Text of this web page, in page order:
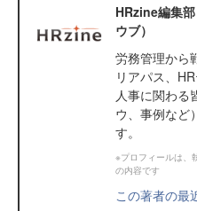
HRzine編集
ウブ）
労務管理から
リアパス、
人事に関わる
ウ、事例など
す。
※プロフィールは、
の内容です
この著者の最